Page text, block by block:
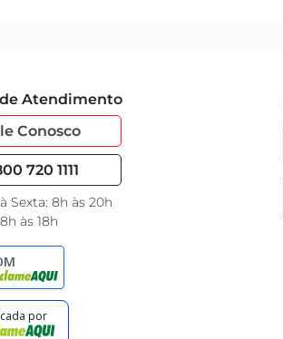
Atendimento
Conosco
720 1111
Sexta: 8h às 20h
às 18h